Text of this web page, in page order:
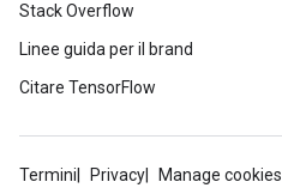
Stack Overflow
Linee guida per il brand
Citare TensorFlow
Termini Privacy
Manage cookies